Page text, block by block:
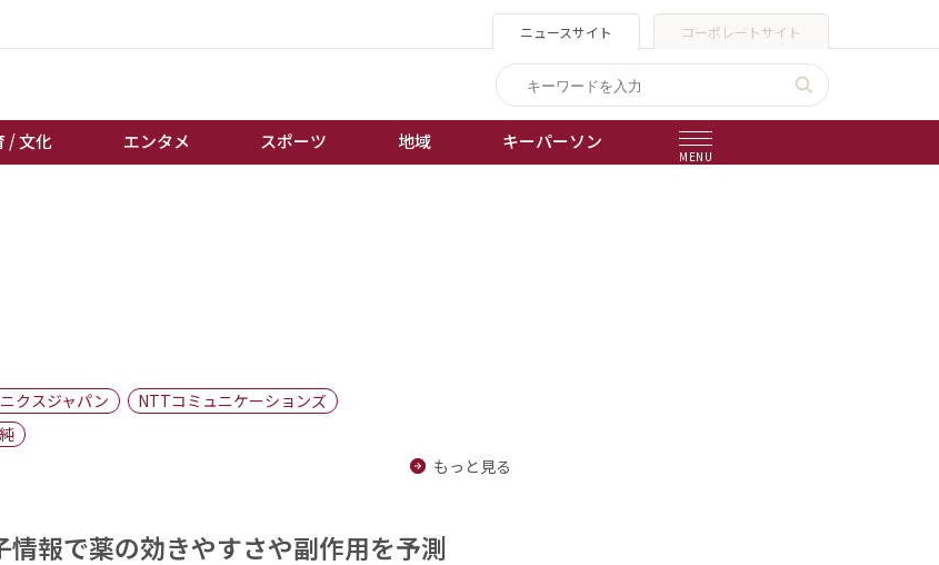
ニュースサイト コーポレートサイト
/ 文化 エンタメ スポーツ 地域 キーパーソン
MENU
ソン
棋王戦
クスジャパン
NTTコミュニケーションズ
もっと見る
情報で薬の効きやすさや副作用を予測